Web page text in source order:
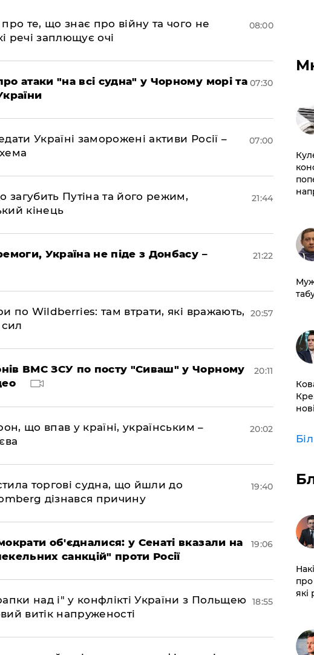
те, що знає про війну та чого не
речі заплющує очі
08:00
атаки "на всі судна" у Чорному морі та 07:30
Україні заморожені активи Росії –
07:00
загубить Путіна та його режим,
кінець
21:44
Україна не піде з Донбасу –
21:22
по Wildberries: там втрати, які вражають,
сил
20:57
ВМС ЗСУ по посту "Сиваш" у Чорному
20:11
що впав у країні, українським –
20:02
торгові судна, що йшли до
дізнався причину
19:40
об'єдналися: у Сенаті вказали на
санкцій" проти Росії
19:06
над і" у конфлікті України з Польщею
витік напруженості
18:55
про
які